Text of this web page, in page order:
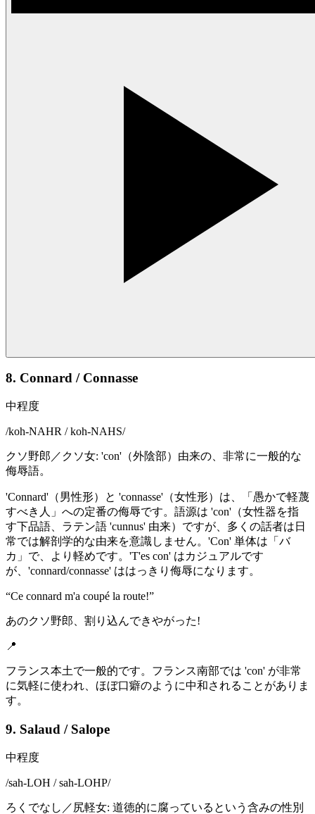
8. Connard / Connasse
中程度
/koh-NAHR / koh-NAHS/
クソ野郎／クソ女: 'con'（外陰部）由来の、非常に一般的な
侮辱語。
'Connard'（男性形）と 'connasse'（女性形）は、「愚かで軽蔑
すべき人」への定番の侮辱です。語源は 'con'（女性器を指
す下品語、ラテン語 'cunnus' 由来）ですが、多くの話者は日
常では解剖学的な由来を意識しません。'Con' 単体は「バ
カ」で、より軽めです。'T'es con' はカジュアルです
が、'connard/connasse' ははっきり侮辱になります。
“Ce connard m'a coupé la route!”
あのクソ野郎、割り込んできやがった!
📍
フランス本土で一般的です。フランス南部では 'con' が非常
に気軽に使われ、ほぼ口癖のように中和されることがありま
す。
9. Salaud / Salope
中程度
/sah-LOH / sah-LOHP/
ろくでなし／尻軽女: 道徳的に腐っているという含みの性別